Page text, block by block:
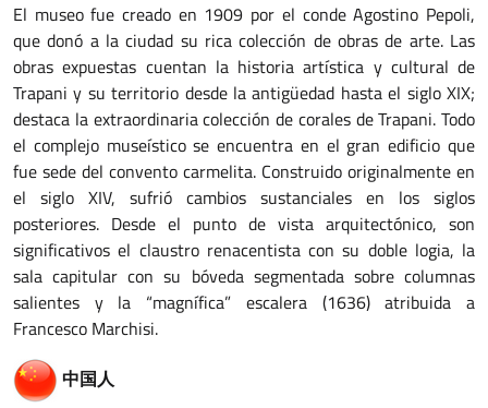
El museo fue creado en 1909 por el conde Agostino Pepoli,
que donó a la ciudad su rica colección de obras de arte. Las
obras expuestas cuentan la historia artística y cultural de
Trapani y su territorio desde la antigüedad hasta el siglo XIX;
destaca la extraordinaria colección de corales de Trapani. Todo
el complejo museístico se encuentra en el gran edificio que
fue sede del convento carmelita. Construido originalmente en
el siglo XIV, sufrió cambios sustanciales en los siglos
posteriores. Desde el punto de vista arquitectónico, son
significativos el claustro renacentista con su doble logia, la
sala capitular con su bóveda segmentada sobre columnas
salientes y la “magnífica” escalera (1636) atribuida a
Francesco Marchisi.
中国人